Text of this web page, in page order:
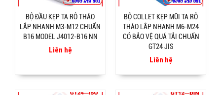
BỘ ĐẦU KẸP TA RÔ THÁO
LẮP NHANH M3-M12 CHUẨN
B16 MODEL J4012-B16 NN
Liên hệ
BỘ COLLET KẸP MŨI TA RÔ
THÁO LẮP NHANH M6-M24
CÓ BẢO VỆ QUÁ TẢI CHUẨN
GT24 JIS
Liên hệ